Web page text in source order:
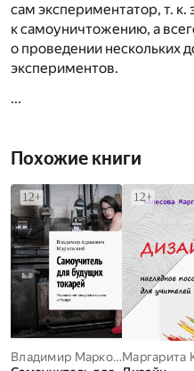
сам экспериментатор, т. к.
к самоуничтожению, а
о проведении нескольких
экспериментов.
...
Похожие книги
Владимир Марковский